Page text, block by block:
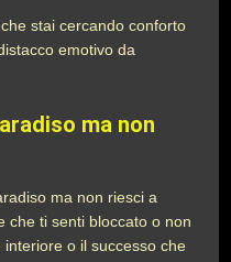
stai cercando conforto
emotivo da
ma non
ma non riesci a
che ti senti bloccato o non
interiore o il successo che